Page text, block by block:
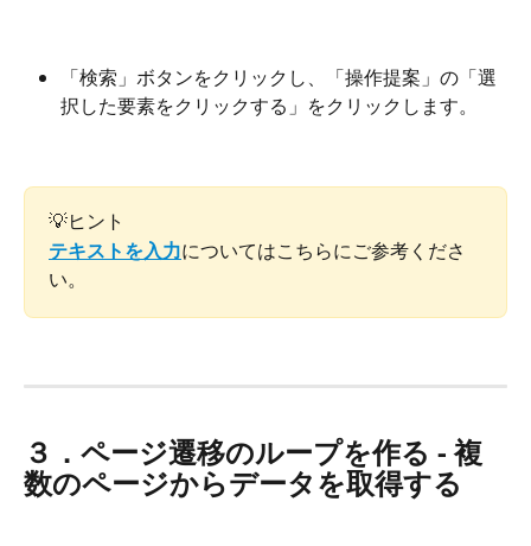
「検索」ボタンをクリックし、「操作提案」の「選
択した要素をクリックする」をクリックします。
💡ヒント
テキストを入力についてはこちらにご参考くださ
い。
３．ページ遷移のループを作る - 複
数のページからデータを取得する